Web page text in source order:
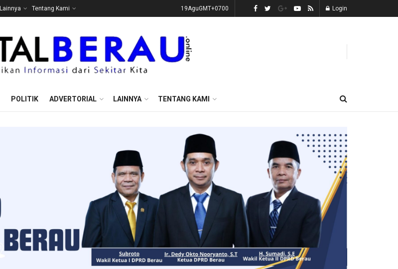
Lainnya Tentang Kami 19AguGMT+0700 Login
POLITIK ADVERTORIAL LAINNYA TENTANG KAMI